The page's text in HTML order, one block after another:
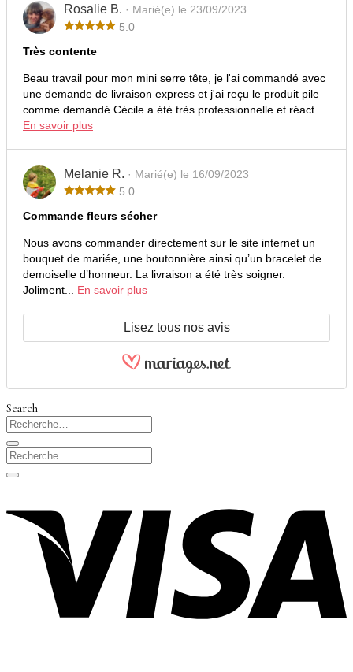
Rosalie B. · Marié(e) le 23/09/2023
5.0
Très contente
Beau travail pour mon mini serre tête, je l'ai commandé avec
une demande de livraison express et j'ai reçu le produit pile
comme demandé Cécile a été très professionnelle et réact...
En savoir plus
Melanie R. · Marié(e) le 16/09/2023
5.0
Commande fleurs sécher
Nous avons commander directement sur le site internet un
bouquet de mariée, une boutonnière ainsi qu’un bracelet de
demoiselle d’honneur. La livraison a été très soigner.
Joliment... En savoir plus
Lisez tous nos avis
Search